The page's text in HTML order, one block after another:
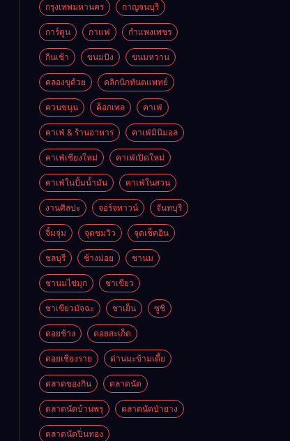
กรุงเทพมหานคร กาญจนบุรี
การ์ตูน กาแฟ กำแพงเพชร
กินเช้า ขนมปัง ขนมหวาน
คลองขุด้วย คลิกนิกทันตแพทย์
ควนขนุน ค็อกเทล คาเฟ่
คาเฟ่ & ร้านอาหาร คาเฟ่มินิมอล
คาเฟ่เชียงใหม่ คาเฟ่เปิดใหม่
คาเฟ่ในปั้มน้ำมัน คาเฟ่ในสวน
งานศิลปะ จอร์จทาวน์ จันทบุรี
จิ้มจุ่ม จุดชมวิว จุดเช็คอิน
ชลบุรี ช้างม่อย ชานม
ชานมไข่มุก ชาเขียว
ชาเขียวมัจฉะ ชาเย็น ซูชิ
ดอยช้าง ดอยสะเก็ด
ดอยเชียงราย ด่านมะข้ามเตี้ย
ตลาดของกิน ตลาดนัด
ตลาดนัดบ้านพรุ ตลาดนัดป่ายาง
ตลาดนัดปิ่นทอง